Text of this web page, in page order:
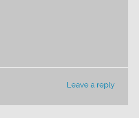
Leave a reply